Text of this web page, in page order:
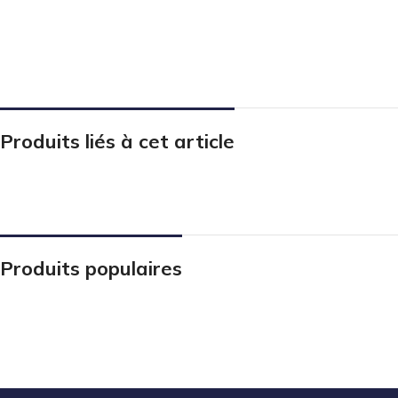
Produits liés à cet article
Produits populaires